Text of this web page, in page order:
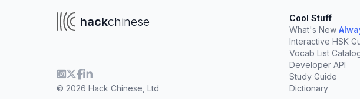
esc Clear
Create a new
You'll need a Hack Chinese
will take you to sign up.
hackchinese
© 2026 Hack Chinese, Ltd
Cool Stuff
What's New
Interactive HSK
Vocab List
Developer API
Study Guide
Dictionary